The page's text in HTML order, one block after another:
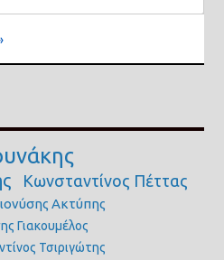
Κωνσταντίνος Πέττας
Ακτύπης
Γιακουμέλος
Τσιριγώτης